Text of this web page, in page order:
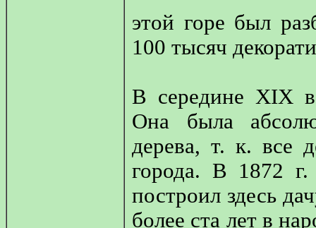
этой горе был
100 тысяч
В середине XIX
Она была
дерева, т. к. все
города. В 1872
построил здесь
более ста лет в